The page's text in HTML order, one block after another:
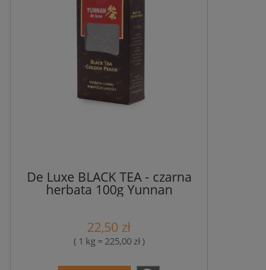
De Luxe BLACK TEA - czarna
herbata 100g Yunnan
22,50 zł
( 1 kg = 225,00 zł )